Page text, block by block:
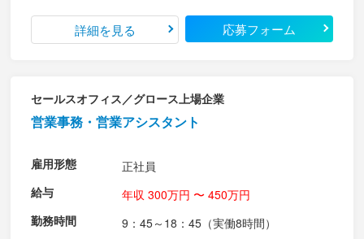
詳細を見る 応募フォーム
セールスオフィス／グロース上場企業
営業事務・営業アシスタント
雇用形態
正社員
給与
年収 300万円 〜 450万円
勤務時間
9：45～18：45（実働8時間）